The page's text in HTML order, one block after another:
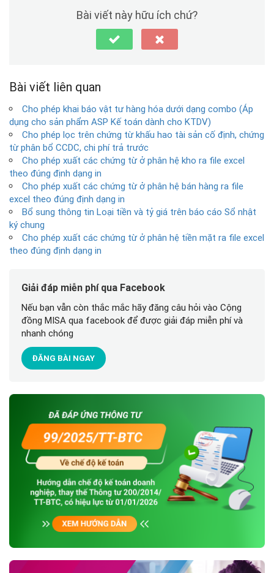
Bài viết này hữu ích chứ?
Bài viết liên quan
Cho phép khai báo vật tư hàng hóa dưới dạng combo (Áp
dụng cho sản phẩm ASP Kế toán dành cho KTDV)
Cho phép lọc trên chứng từ khấu hao tài sản cố định, chứng
từ phân bổ CCDC, chi phí trả trước
Cho phép xuất các chứng từ ở phân hệ kho ra file excel
theo đúng định dạng in
Cho phép xuất các chứng từ ở phân hệ bán hàng ra file
excel theo đúng định dạng in
Bổ sung thông tin Loại tiền và tỷ giá trên báo cáo Sổ nhật
ký chung
Cho phép xuất các chứng từ ở phân hệ tiền mặt ra file excel
theo đúng định dạng in
Giải đáp miễn phí qua Facebook
Nếu bạn vẫn còn thắc mắc hãy đăng câu hỏi vào Cộng
đồng MISA qua facebook để được giải đáp miễn phí và
nhanh chóng
ĐĂNG BÀI NGAY